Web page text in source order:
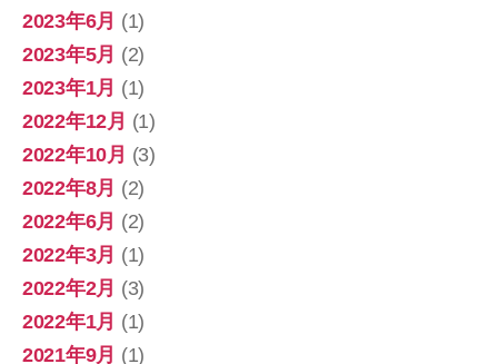
2023年6月 (1)
2023年5月 (2)
2023年1月 (1)
2022年12月 (1)
2022年10月 (3)
2022年8月 (2)
2022年6月 (2)
2022年3月 (1)
2022年2月 (3)
2022年1月 (1)
2021年9月 (1)